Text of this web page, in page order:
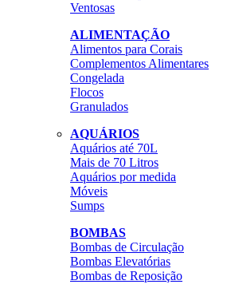
Ventosas
ALIMENTAÇÃO
Alimentos para Corais
Complementos Alimentares
Congelada
Flocos
Granulados
AQUÁRIOS
Aquários até 70L
Mais de 70 Litros
Aquários por medida
Móveis
Sumps
BOMBAS
Bombas de Circulação
Bombas Elevatórias
Bombas de Reposição